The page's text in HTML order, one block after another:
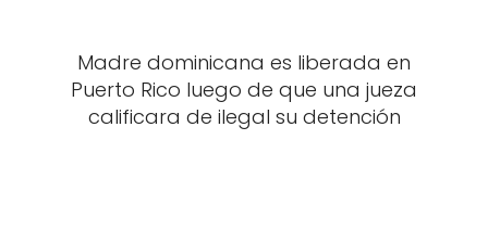
Madre dominicana es liberada en
Puerto Rico luego de que una jueza
calificara de ilegal su detención